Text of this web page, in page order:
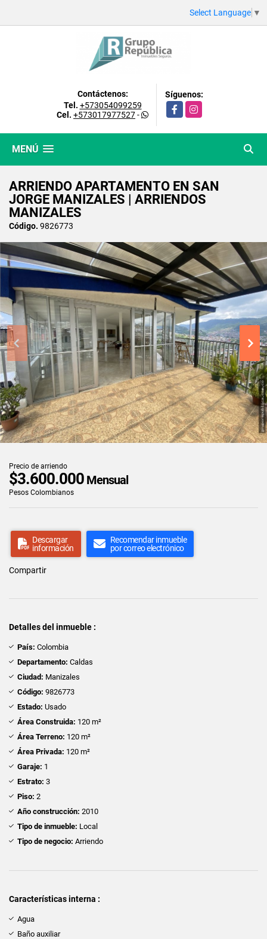
Select Language ▼
Contáctenos:
Tel. +573054099259
Cel. +573017977527-
Síguenos:
FacebookInstagram
MENÚ
ARRIENDO APARTAMENTO EN SAN
JORGE MANIZALES | ARRIENDOS
MANIZALES
Código. 9826773
Precio de arriendo
$3.600.000 Mensual
Pesos Colombianos
Descargar
información
Recomendar inmueble
por correo electrónico
Compartir
Detalles del inmueble :
País: Colombia
Departamento: Caldas
Ciudad: Manizales
Código: 9826773
Estado: Usado
Área Construida: 120 m²
Área Terreno: 120 m²
Área Privada: 120 m²
Garaje: 1
Estrato: 3
Piso: 2
Año construcción: 2010
Tipo de inmueble: Local
Tipo de negocio: Arriendo
Características interna :
Agua
Baño auxiliar